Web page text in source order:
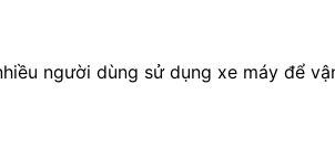
người dùng sử dụng xe máy để